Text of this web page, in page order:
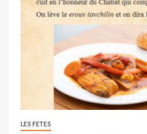
LES FETES